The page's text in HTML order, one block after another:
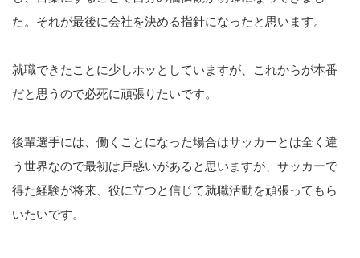
た。それが最後に会社を決める指針になったと思います。
就職できたことに少しホッとしていますが、これからが本番
だと思うので必死に頑張りたいです。
後輩選手には、働くことになった場合はサッカーとは全く違
う世界なので最初は戸惑いがあると思いますが、サッカーで
得た経験が将来、役に立つと信じて就職活動を頑張ってもら
いたいです。